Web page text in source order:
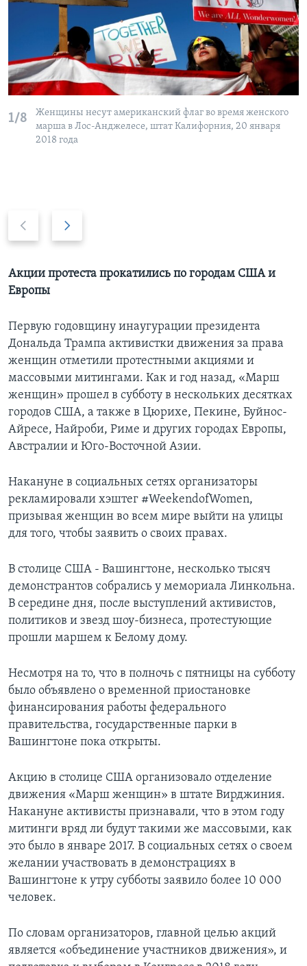
Learning English
СОЦИАЛЬНЫЕ СЕТИ
Языки
1/8
Женщины несут американский флаг во время женского
марша в Лос-Анджелесе, штат Калифорния, 20 января
2018 года
Previous
Дальше
Акции протеста прокатились по городам США и
Европы
Первую годовщину инаугурации президента
Дональда Трампа активистки движения за права
женщин отметили протестными акциями и
массовыми митингами. Как и год назад, «Марш
женщин» прошел в субботу в нескольких десятках
городов США, а также в Цюрихе, Пекине, Буйнос-
Айресе, Найроби, Риме и других городах Европы,
Австралии и Юго-Восточной Азии.
Накануне в социальных сетях организаторы
рекламировали хэштег #WeekendofWomen,
призывая женщин во всем мире выйти на улицы
для того, чтобы заявить о своих правах.
В столице США - Вашингтоне, несколько тысяч
демонстрантов собрались у мемориала Линкольна.
В середине дня, после выступлений активистов,
политиков и звезд шоу-бизнеса, протестующие
прошли маршем к Белому дому.
Несмотря на то, что в полночь с пятницы на субботу
было объявлено о временной приостановке
финансирования работы федерального
правительства, государственные парки в
Вашингтоне пока открыты.
Акцию в столице США организовало отделение
движения «Марш женщин» в штате Вирджиния.
Накануне активисты признавали, что в этом году
митинги вряд ли будут такими же массовыми, как
это было в январе 2017. В социальных сетях о своем
желании участвовать в демонстрациях в
Вашингтоне к утру субботы заявило более 10 000
человек.
По словам организаторов, главной целью акций
является «объединение участников движения», и